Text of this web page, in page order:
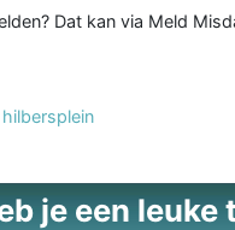
Dat kan via Meld
hilbersplein
je een